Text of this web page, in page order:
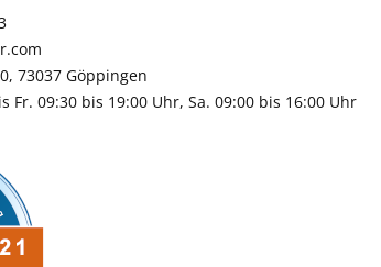
5079483
30, 73037 Göppingen
Fr. 09:30 bis 19:00 Uhr, Sa. 09:00 bis 16:00 Uhr